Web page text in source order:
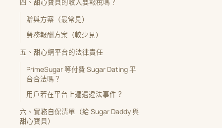
四、甜心寶貝的收入要報稅嗎？
贈與方案（最常見）
勞務報酬方案（較少見）
五、甜心網平台的法律責任
PrimeSugar 等付費 Sugar Dating 平
台合法嗎？
用戶若在平台上遭遇違法事件？
六、實務自保清單（給 Sugar Daddy 與
甜心寶貝）